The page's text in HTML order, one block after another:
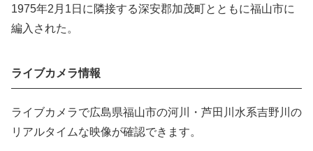
1975年2月1日に隣接する深安郡加茂町とともに福山市に
編入された。
ライブカメラ情報
ライブカメラで広島県福山市の河川・芦田川水系吉野川の
リアルタイムな映像が確認できます。